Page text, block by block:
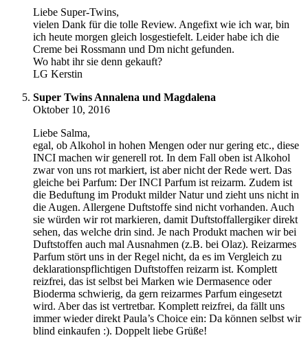
Liebe Super-Twins,
vielen Dank für die tolle Review. Angefixt wie ich war, bin
ich heute morgen gleich losgestiefelt. Leider habe ich die
Creme bei Rossmann und Dm nicht gefunden.
Wo habt ihr sie denn gekauft?
LG Kerstin
Super Twins Annalena und Magdalena
Oktober 10, 2016
Liebe Salma,
egal, ob Alkohol in hohen Mengen oder nur gering etc., diese
INCI machen wir generell rot. In dem Fall oben ist Alkohol
zwar von uns rot markiert, ist aber nicht der Rede wert. Das
gleiche bei Parfum: Der INCI Parfum ist reizarm. Zudem ist
die Beduftung im Produkt milder Natur und zieht uns nicht in
die Augen. Allergene Duftstoffe sind nicht vorhanden. Auch
sie würden wir rot markieren, damit Duftstoffallergiker direkt
sehen, das welche drin sind. Je nach Produkt machen wir bei
Duftstoffen auch mal Ausnahmen (z.B. bei Olaz). Reizarmes
Parfum stört uns in der Regel nicht, da es im Vergleich zu
deklarationspflichtigen Duftstoffen reizarm ist. Komplett
reizfrei, das ist selbst bei Marken wie Dermasence oder
Bioderma schwierig, da gern reizarmes Parfum eingesetzt
wird. Aber das ist vertretbar. Komplett reizfrei, da fällt uns
immer wieder direkt Paula’s Choice ein: Da können selbst wir
blind einkaufen :). Doppelt liebe Grüße!